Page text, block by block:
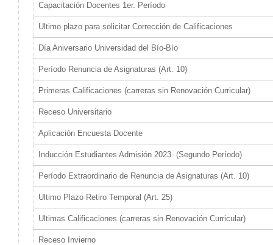
Capacitación Docentes 1er. Período
Ultimo plazo para solicitar Corrección de Calificaciones
Día Aniversario Universidad del Bío-Bío
Período Renuncia de Asignaturas (Art. 10)
Primeras Calificaciones (carreras sin Renovación Curricular)
Receso Universitario
Aplicación Encuesta Docente
Inducción Estudiantes Admisión 2023 (Segundo Período)
Período Extraordinario de Renuncia de Asignaturas (Art. 10)
Ultimo Plazo Retiro Temporal (Art. 25)
Ultimas Calificaciones (carreras sin Renovación Curricular)
Receso Invierno